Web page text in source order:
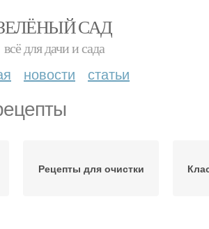
САД
всё для дачи и сада
новости статьи
Рецепты для очистки